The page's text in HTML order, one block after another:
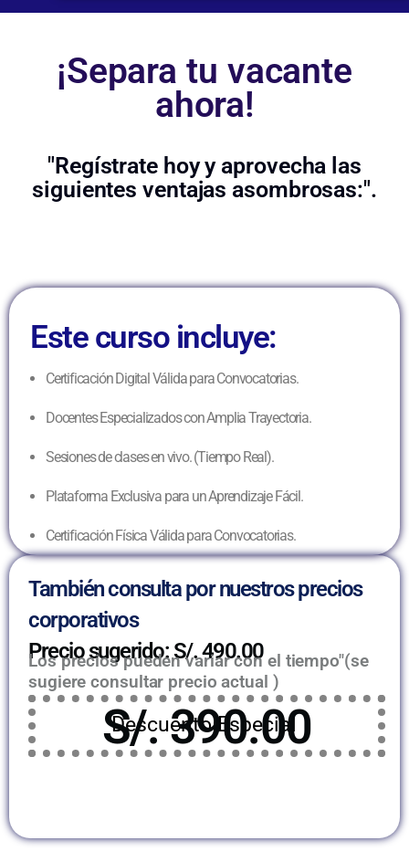
¡Separa tu vacante
ahora!
"Regístrate hoy y aprovecha las
siguientes ventajas asombrosas:".
Este curso incluye:
Certificación Digital Válida para Convocatorias.
Docentes Especializados con Amplia Trayectoria.
Sesiones de clases en vivo. (Tiempo Real).
Plataforma Exclusiva para un Aprendizaje Fácil.
Certificación Física Válida para Convocatorias.
También consulta por nuestros precios
corporativos
Precio sugerido: S/. 490.00
Los precios pueden variar con el tiempo"(se
sugiere consultar precio actual )
Descuento Especial
S/. 390.00